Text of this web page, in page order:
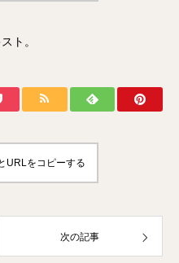
ト。
URLをコピーする
次の記事